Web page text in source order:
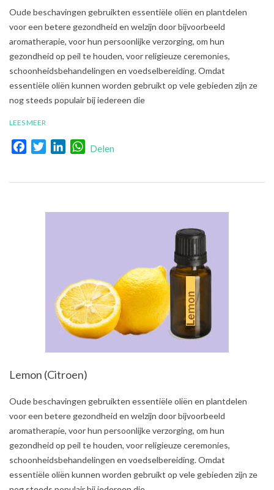
2021-
Oude beschavingen gebruikten essentiële oliën en plantdelen
voor een betere gezondheid en welzijn door bijvoorbeeld
aromatherapie, voor hun persoonlijke verzorging, om hun
gezondheid op peil te houden, voor religieuze ceremonies,
schoonheidsbehandelingen en voedselbereiding. Omdat
essentiële oliën kunnen worden gebruikt op vele gebieden zijn ze
nog steeds populair bij iedereen die
LEES MEER
FacebookTwitterLinkedInWhatsApp
Delen
Lemon (Citroen)
2021-
Oude beschavingen gebruikten essentiële oliën en plantdelen
voor een betere gezondheid en welzijn door bijvoorbeeld
aromatherapie, voor hun persoonlijke verzorging, om hun
gezondheid op peil te houden, voor religieuze ceremonies,
schoonheidsbehandelingen en voedselbereiding. Omdat
essentiële oliën kunnen worden gebruikt op vele gebieden zijn ze